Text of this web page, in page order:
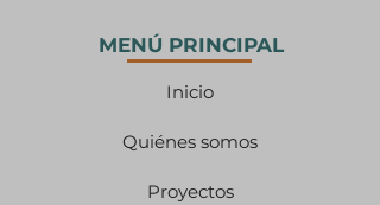
MENÚ PRINCIPAL
Inicio
Quiénes somos
Proyectos